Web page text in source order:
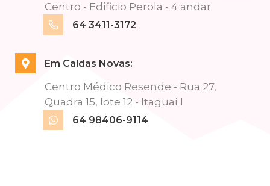
Centro - Edificio Perola - 4 andar.
64 3411-3172
Em Caldas Novas:
Centro Médico Resende - Rua 27,
Quadra 15, lote 12 - Itaguaí I
64 98406-9114